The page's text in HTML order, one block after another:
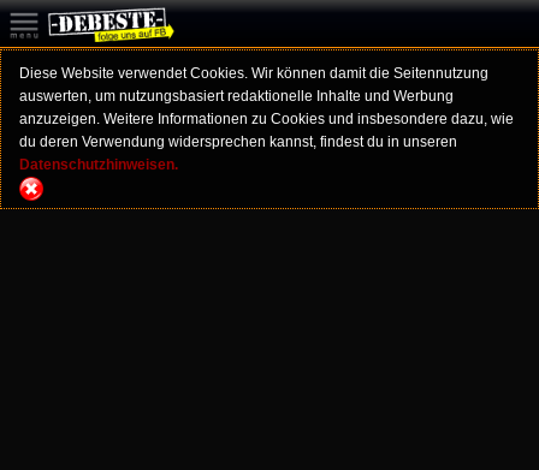
Diese Website verwendet Cookies. Wir können damit die Seitennutzung
auswerten, um nutzungsbasiert redaktionelle Inhalte und Werbung
anzuzeigen. Weitere Informationen zu Cookies und insbesondere dazu, wie
du deren Verwendung widersprechen kannst, findest du in unseren
Datenschutzhinweisen.